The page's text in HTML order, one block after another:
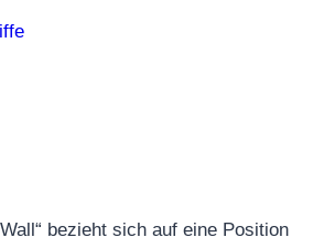
bezieht sich auf eine Position